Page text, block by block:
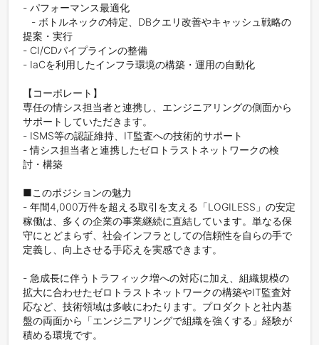
- パフォーマンス最適化
提案・実行
- CI/CDパイプラインの整備
- IaCを利用したインフラ環境の構築・運用の自動化
【コーポレート】
専任の情シス担当者と連携し、エンジニアリングの側面から
サポートしていただきます。
- ISMS等の認証維持、IT監査への技術的サポート
- 情シス担当者と連携したゼロトラストネットワークの検
討・構築
■このポジションの魅力
- 年間4,000万件を超える取引を支える「LOGILESS」の安定
稼働は、多くの企業の事業継続に直結しています。単なる保
守にとどまらず、社会インフラとしての信頼性を自らの手で
定義し、向上させる手応えを実感できます。
- 急成長に伴うトラフィック増への対応に加え、組織規模の
拡大に合わせたゼロトラストネットワークの構築やIT監査対
応など、技術領域は多岐にわたります。プロダクトと社内基
盤の両面から「エンジニアリングで組織を強くする」経験が
積める環境です。